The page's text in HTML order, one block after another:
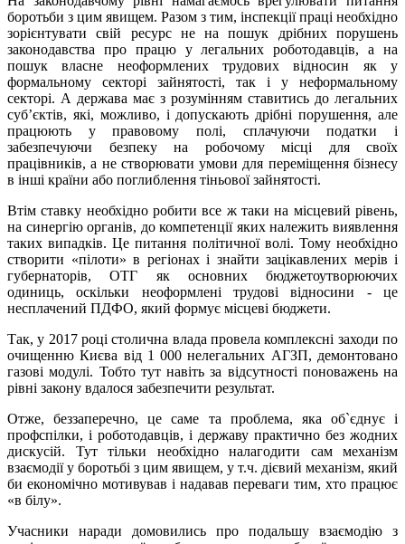
боротьби з цим явищем. Разом з тим, інспекції праці необхідно
зорієнтувати свій ресурс не на пошук дрібних порушень
законодавства про працю у легальних роботодавців, а на
пошук власне неоформлених трудових відносин як у
формальному секторі зайнятості, так і у неформальному
секторі. А держава має з розумінням ставитись до легальних
суб’єктів, які, можливо, і допускають дрібні порушення, але
працюють у правовому полі, сплачуючи податки і
забезпечуючи безпеку на робочому місці для своїх
працівників, а не створювати умови для переміщення бізнесу
в інші країни або поглиблення тіньової зайнятості.
Втім ставку необхідно робити все ж таки на місцевий рівень,
на синергію органів, до компетенції яких належить виявлення
таких випадків. Це питання політичної волі. Тому необхідно
створити «пілоти» в регіонах і знайти зацікавлених мерів і
губернаторів, ОТГ як основних бюджетоутворюючих
одиниць, оскільки неоформлені трудові відносини - це
несплачений ПДФО, який формує місцеві бюджети.
Так, у 2017 році столична влада провела комплексні заходи по
очищенню Києва від 1 000 нелегальних АГЗП, демонтовано
газові модулі. Тобто тут навіть за відсутності поноважень на
рівні закону вдалося забезпечити результат.
Отже, беззаперечно, це саме та проблема, яка об`єднує і
профспілки, і роботодавців, і державу практично без жодних
дискусій. Тут тільки необхідно налагодити сам механізм
взаємодії у боротьбі з цим явищем, у т.ч. дієвий механізм, який
би економічно мотивував і надавав переваги тим, хто працює
«в білу».
Учасники наради домовились про подальшу взаємодію з